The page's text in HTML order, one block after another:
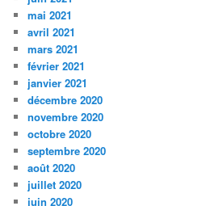
mai 2021
avril 2021
mars 2021
février 2021
janvier 2021
décembre 2020
novembre 2020
octobre 2020
septembre 2020
août 2020
juillet 2020
juin 2020